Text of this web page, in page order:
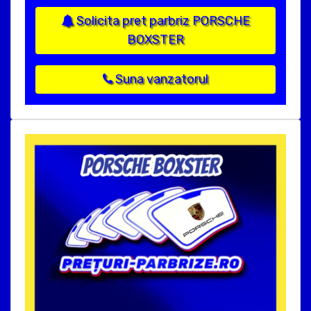
Solicita pret parbriz PORSCHE
BOXSTER
Suna vanzatorul